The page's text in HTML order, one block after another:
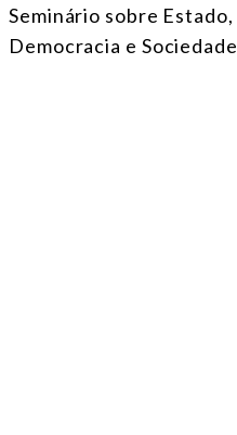
Seminário sobre Estado,
Democracia e Sociedade